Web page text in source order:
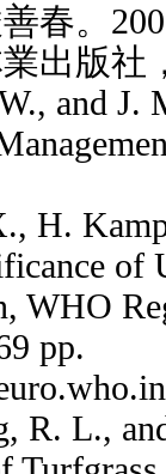
春。
出版社
and J.
H.
of
WHO
pp.
R. L.,